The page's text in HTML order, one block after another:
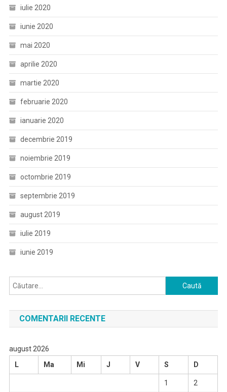
iulie 2020
iunie 2020
mai 2020
aprilie 2020
martie 2020
februarie 2020
ianuarie 2020
decembrie 2019
noiembrie 2019
octombrie 2019
septembrie 2019
august 2019
iulie 2019
iunie 2019
Caută
după:
COMENTARII RECENTE
august 2026
L
Ma Mi J V S D
1 2